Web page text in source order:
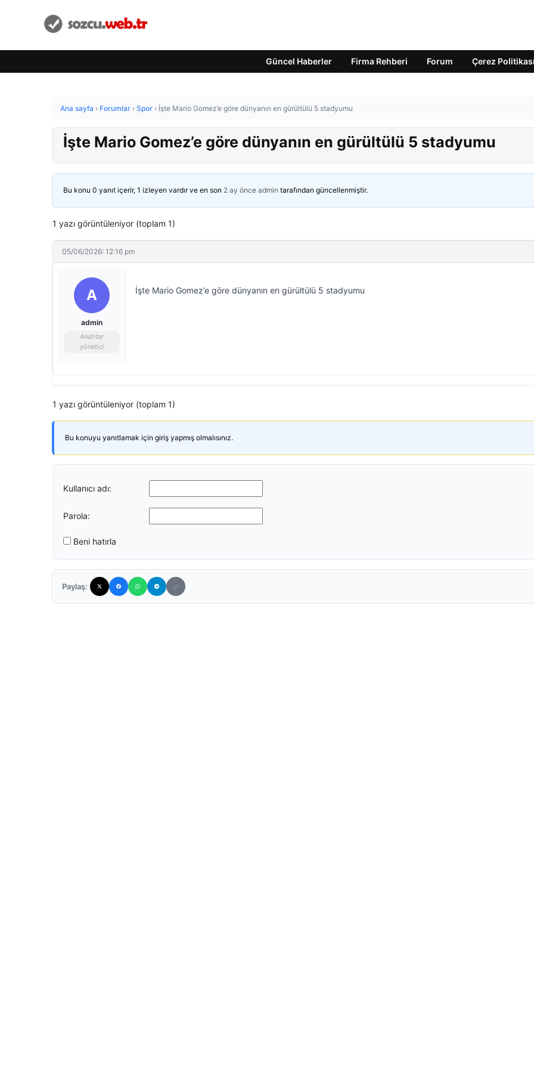
Güncel Haberler Firma Rehberi Forum Çerez Politikası
Ana sayfa › Forumlar › Spor › İşte Mario Gomez’e göre dünyanın en gürültülü 5 stadyumu
İşte Mario Gomez’e göre dünyanın en gürültülü 5 stadyumu
Bu konu 0 yanıt içerir, 1 izleyen vardır ve en son 2 ay önce admin tarafından güncellenmiştir.
1 yazı görüntüleniyor (toplam 1)
05/06/2026: 12:16 pm
A
admin
Anahtar
yönetici
İşte Mario Gomez’e göre dünyanın en gürültülü 5 stadyumu
1 yazı görüntüleniyor (toplam 1)
Bu konuyu yanıtlamak için giriş yapmış olmalısınız.
Kullanıcı adı:
Parola:
Beni hatırla
Paylaş: